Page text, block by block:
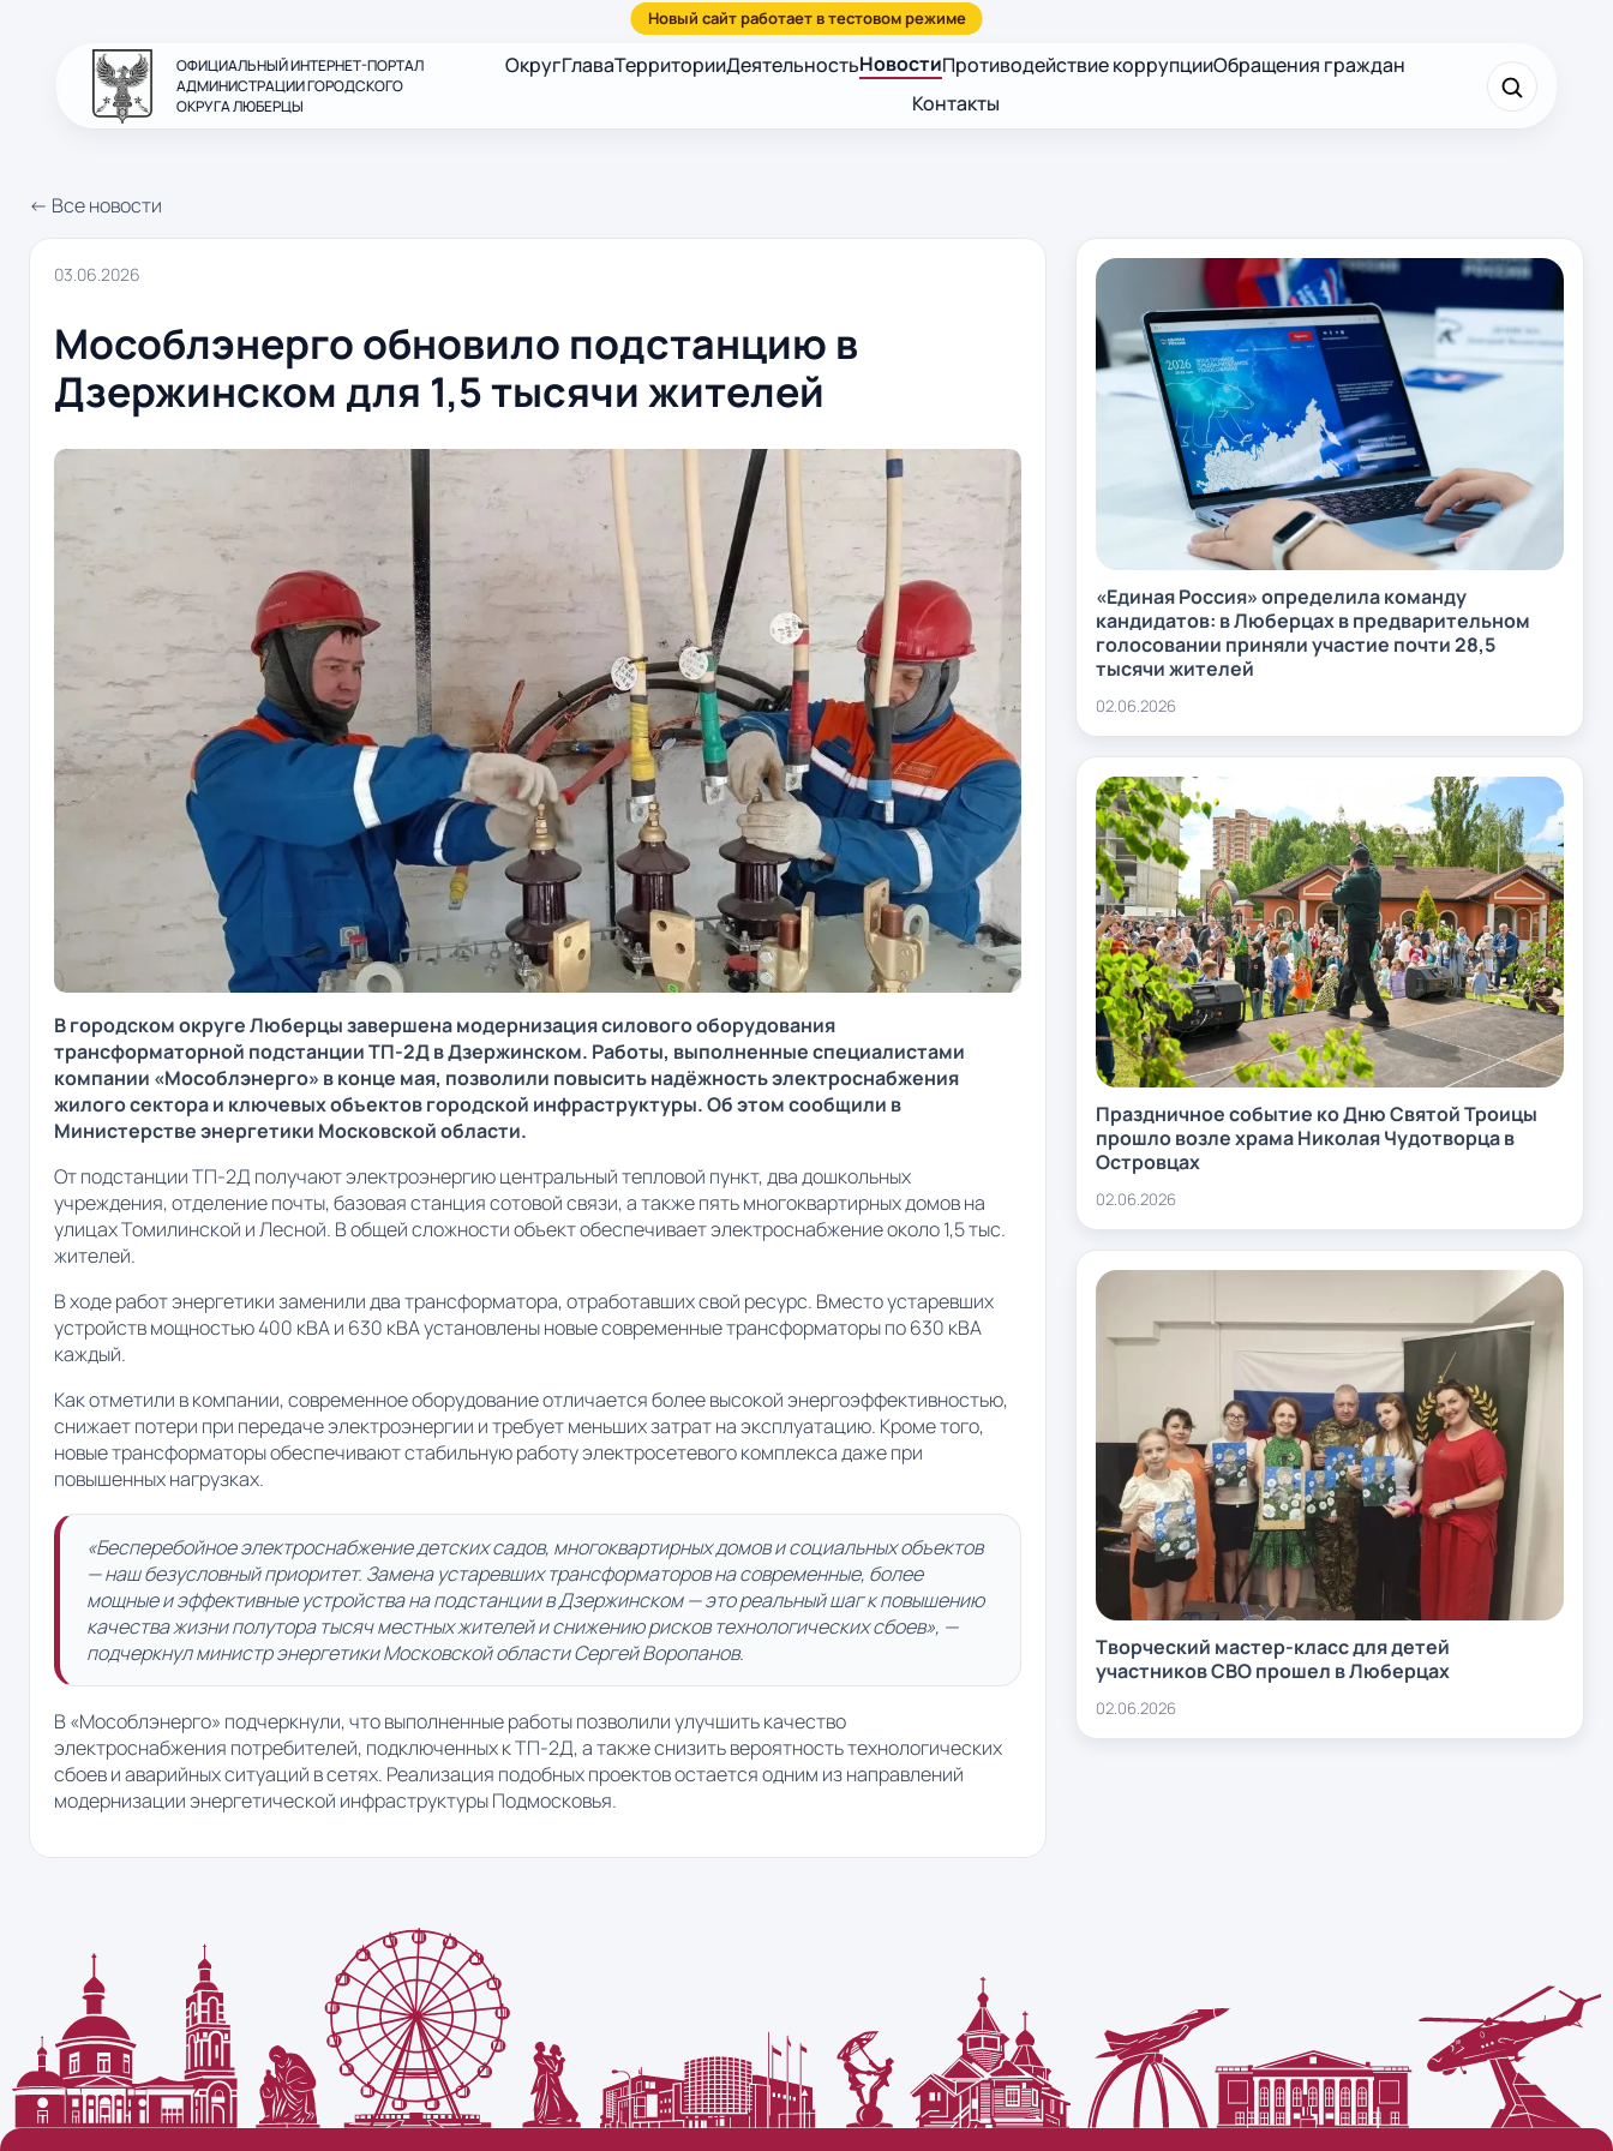
ОФИЦИАЛЬНЫЙ ИНТЕРНЕТ-ПОРТАЛ
АДМИНИСТРАЦИИ ГОРОДСКОГО
ОКРУГА ЛЮБЕРЦЫ
ОкругГлаваТерриторииДеятельностьНовостиПротиводействие коррупцииОбращения граждан
Контакты
← Все новости
03.06.2026
Мособлэнерго обновило подстанцию в
Дзержинском для 1,5 тысячи жителей
В городском округе Люберцы завершена модернизация силового оборудования
трансформаторной подстанции ТП-2Д в Дзержинском. Работы, выполненные специалистами
компании «Мособлэнерго» в конце мая, позволили повысить надёжность электроснабжения
жилого сектора и ключевых объектов городской инфраструктуры. Об этом сообщили в
Министерстве энергетики Московской области.
От подстанции ТП-2Д получают электроэнергию центральный тепловой пункт, два дошкольных
учреждения, отделение почты, базовая станция сотовой связи, а также пять многоквартирных домов на
улицах Томилинской и Лесной. В общей сложности объект обеспечивает электроснабжение около 1,5 тыс.
жителей.
В ходе работ энергетики заменили два трансформатора, отработавших свой ресурс. Вместо устаревших
устройств мощностью 400 кВА и 630 кВА установлены новые современные трансформаторы по 630 кВА
каждый.
Как отметили в компании, современное оборудование отличается более высокой энергоэффективностью,
снижает потери при передаче электроэнергии и требует меньших затрат на эксплуатацию. Кроме того,
новые трансформаторы обеспечивают стабильную работу электросетевого комплекса даже при
повышенных нагрузках.
«Бесперебойное электроснабжение детских садов, многоквартирных домов и социальных объектов
— наш безусловный приоритет. Замена устаревших трансформаторов на современные, более
мощные и эффективные устройства на подстанции в Дзержинском — это реальный шаг к повышению
качества жизни полутора тысяч местных жителей и снижению рисков технологических сбоев», —
подчеркнул министр энергетики Московской области Сергей Воропанов.
В «Мособлэнерго» подчеркнули, что выполненные работы позволили улучшить качество
электроснабжения потребителей, подключенных к ТП-2Д, а также снизить вероятность технологических
сбоев и аварийных ситуаций в сетях. Реализация подобных проектов остается одним из направлений
модернизации энергетической инфраструктуры Подмосковья.
«Единая Россия» определила команду
кандидатов: в Люберцах в предварительном
голосовании приняли участие почти 28,5
тысячи жителей
02.06.2026
Праздничное событие ко Дню Святой Троицы
прошло возле храма Николая Чудотворца в
Островцах
02.06.2026
Творческий мастер-класс для детей
участников СВО прошел в Люберцах
02.06.2026